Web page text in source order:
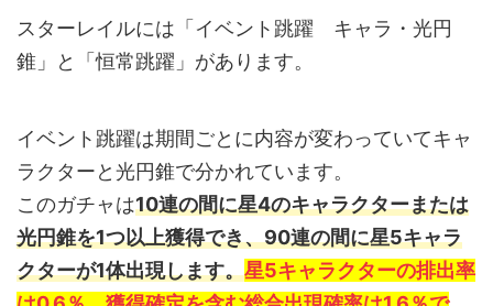
スターレイルには「イベント跳躍 キャラ・光円
錐」と「恒常跳躍」があります。
イベント跳躍は期間ごとに内容が変わっていてキャ
ラクターと光円錐で分かれています。
このガチャは10連の間に星4のキャラクターまたは
光円錐を1つ以上獲得でき、90連の間に星5キャラ
クターが1体出現します。星5キャラクターの排出率